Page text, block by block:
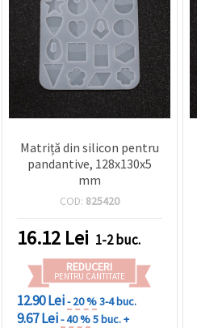
Matriță din silicon pentru
pandantive, 128x130x5
mm
COD: 825420
16.12 Lei 1-2 buc.
REDUCERI
PENTRU CANTITATE
12.90 Lei- 20 %3-4 buc.
9.67 Lei- 40 %5 buc. +